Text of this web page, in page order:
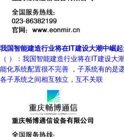
我国智能建造行业将在IT建设大潮中崛
（ ）：我国智能建造行业将在IT建设大
能化系统配置很不完善 ，子系统有的是
各子系统之间相互独立，互不关联